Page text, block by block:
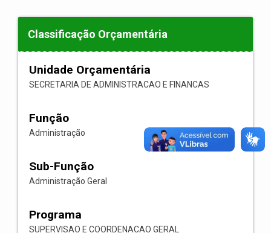
Classificação Orçamentária
Unidade Orçamentária
SECRETARIA DE ADMINISTRACAO E FINANCAS
Função
Administração
Sub-Função
Administração Geral
Programa
SUPERVISAO E COORDENACAO GERAL